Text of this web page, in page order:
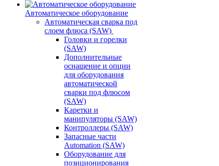
Автоматическое оборудование
Автоматическая сварка под
слоем флюса (SAW)
Головки и горелки
(SAW)
Дополнительные
оснащение и опции
для оборудования
автоматической
сварки под флюсом
(SAW)
Каретки и
манипуляторы (SAW)
Контроллеры (SAW)
Запасные части
Automation (SAW)
Оборудование для
позиционирования